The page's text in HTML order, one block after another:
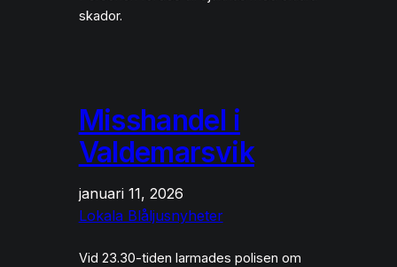
skador.
Misshandel i
Valdemarsvik
januari 11, 2026
Lokala Blåljusnyheter
Vid 23.30-tiden larmades polisen om